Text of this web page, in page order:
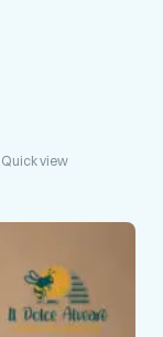
Quick view